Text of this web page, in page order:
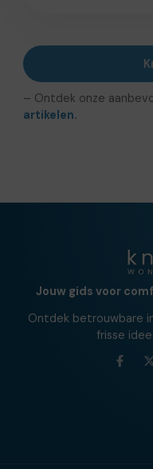
– Ontdek onze
artikelen.
Jouw gids voor
Ontdek betrouwbare
frisse